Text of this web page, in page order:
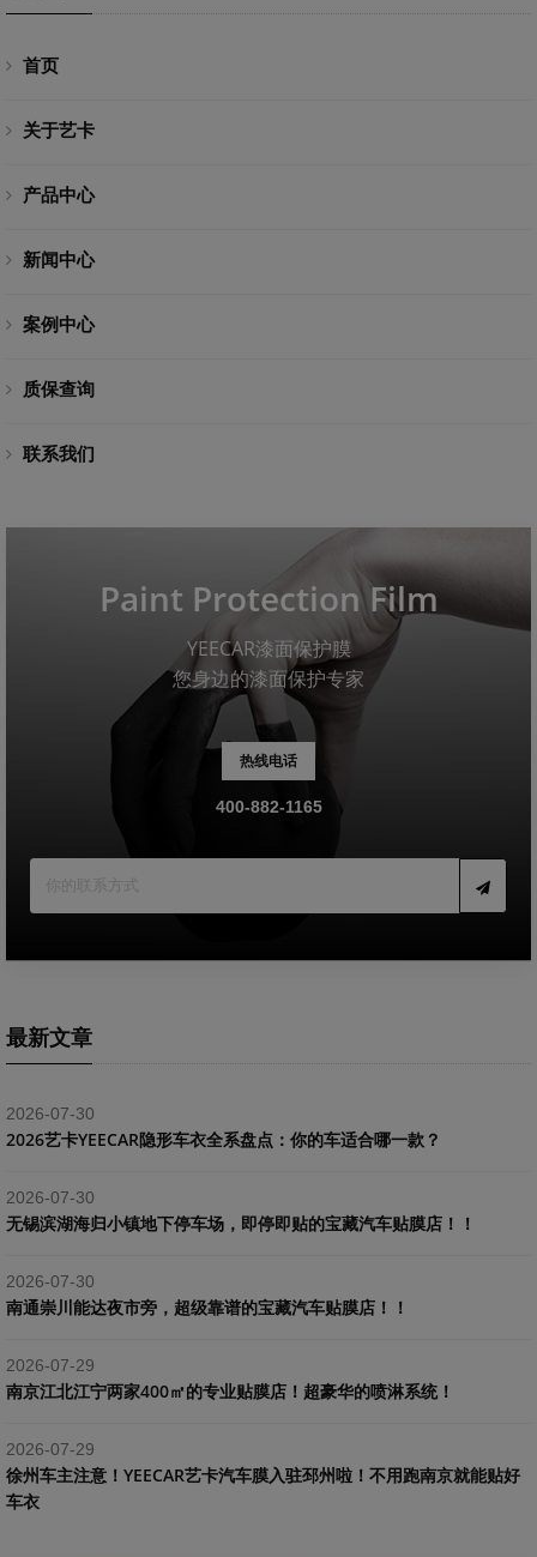
首页
关于艺卡
产品中心
新闻中心
案例中心
质保查询
联系我们
Paint Protection Film
YEECAR漆面保护膜
您身边的漆面保护专家
热线电话
400-882-1165
最新文章
2026-07-30
2026艺卡YEECAR隐形车衣全系盘点：你的车适合哪一款？
2026-07-30
​无锡滨湖海归小镇地下停车场，即停即贴的宝藏汽车贴膜店！！
2026-07-30
南通崇川能达夜市旁，超级靠谱的宝藏汽车贴膜店！！
2026-07-29
南京江北江宁两家400㎡的专业贴膜店！超豪华的喷淋系统！
2026-07-29
​徐州车主注意！YEECAR艺卡汽车膜入驻邳州啦！不用跑南京就能贴好
车衣